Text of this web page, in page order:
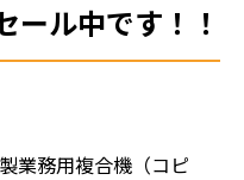
ル中です！！
業務用複合機（コピ